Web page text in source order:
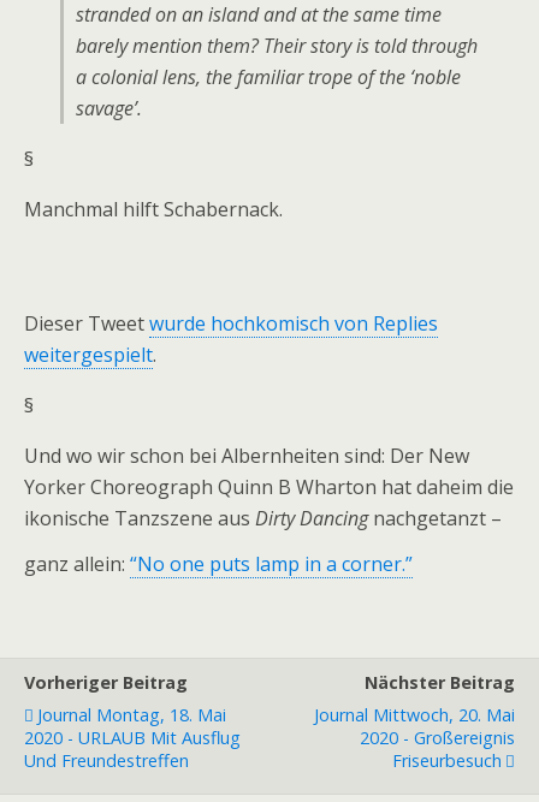
stranded on an island and at the same time
barely mention them? Their story is told through
a colonial lens, the familiar trope of the ‘noble
savage’.
§
Manchmal hilft Schabernack.
Dieser Tweetwurde hochkomisch von Replies
weitergespielt.
§
Und wo wir schon bei Albernheiten sind: Der New
Yorker Choreograph Quinn B Wharton hat daheim die
ikonische Tanzszene aus Dirty Dancingnachgetanzt –
ganz allein: “No one puts lamp in a corner.”
Vorheriger Beitrag
Journal Montag, 18. Mai
2020 - URLAUB Mit Ausflug
Und Freundestreffen
Nächster Beitrag
Journal Mittwoch, 20. Mai
2020 - Großereignis
Friseurbesuch